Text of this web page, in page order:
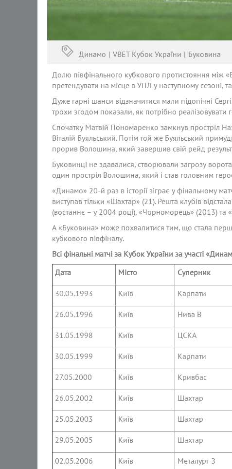
Динамо VBET Кубок України Буковина
Долю півфінального кубкового протистояння між
претендувати на місце в УПЛ у наступному
Дуже гарні шанси відзначитися мали підопічні
трохи згодом показали, як потрібно реалізовувати
Спочатку Матвій Пономаренко замкнув простріл
Віталій Буяльський. Потім той же Буяльський
прорив Волошина, який завершив свій рейд
Буковинці не здавалися, створювали загрозу
один простріл Волошина, який і став головним
«Динамо» 20-й раз в історії зіграє у фінальному
виступав тільки «Шахтар» (21). Решта клубів
(востаннє – у 2004 році), «Чорноморець» (2013) та
А «Буковина» може похвалитися тим, що стала
кубкового півфіналу.
Всі фінальні матчі за Кубок України за участі
Дата
Місто Суперник
30.05.1993 Київ Карпати
26.05.1996 Київ Нива В
31.05.1998 Київ ЦСКА
30.05.1999 Київ Карпати
27.05.2000 Київ Кривбас
26.05.2002 Київ Шахтар
25.05.2003 Київ Шахтар
29.05.2005 Київ Шахтар
02.05.2006 Київ Металург З